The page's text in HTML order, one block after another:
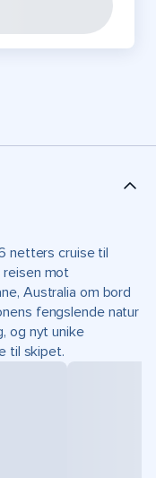
netters cruise til
reisen mot
Australia om bord
fengslende natur
og nyt unike
til skipet.